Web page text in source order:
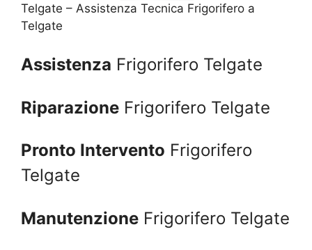
Telgate – Assistenza Tecnica Frigorifero a
Telgate
Assistenza Frigorifero Telgate
Riparazione Frigorifero Telgate
Pronto Intervento Frigorifero
Telgate
Manutenzione Frigorifero Telgate